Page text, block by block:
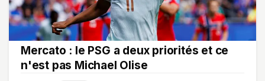
Mercato : le PSG a deux priorités et ce
n'est pas Michael Olise